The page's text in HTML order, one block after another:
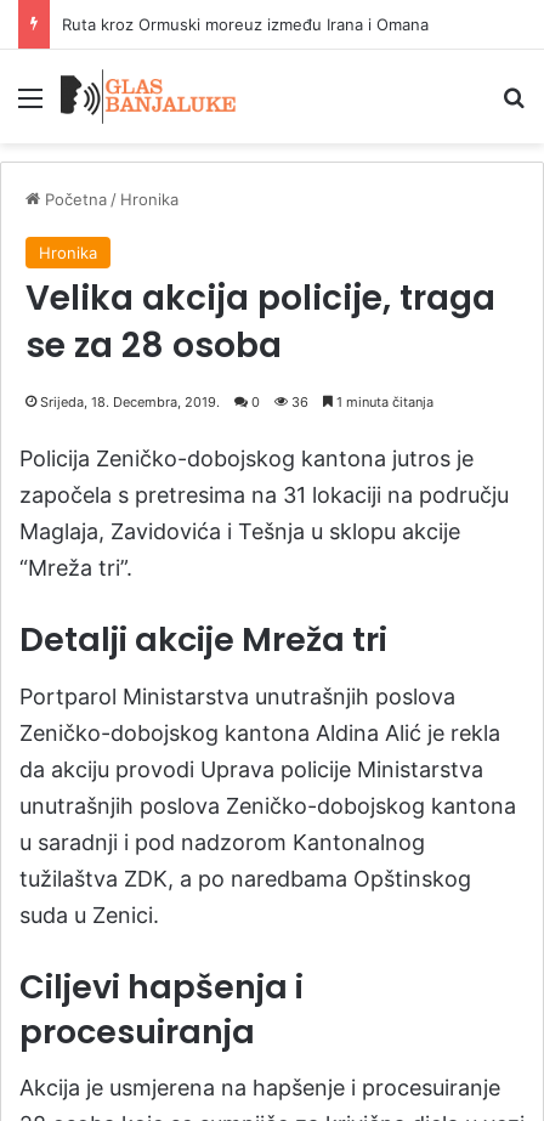
Ruta kroz Ormuski moreuz između Irana i Omana
Meni
Početna / Hronika
Hronika
Velika akcija policije, traga
se za 28 osoba
Srijeda, 18. Decembra, 2019. 0 36 1 minuta čitanja
Policija Zeničko-dobojskog kantona jutros je
započela s pretresima na 31 lokaciji na području
Maglaja, Zavidovića i Tešnja u sklopu akcije
“Mreža tri”.
Detalji akcije Mreža tri
Portparol Ministarstva unutrašnjih poslova
Zeničko-dobojskog kantona Aldina Alić je rekla
da akciju provodi Uprava policije Ministarstva
unutrašnjih poslova Zeničko-dobojskog kantona
u saradnji i pod nadzorom Kantonalnog
tužilaštva ZDK, a po naredbama Opštinskog
suda u Zenici.
Ciljevi hapšenja i
procesuiranja
Akcija je usmjerena na hapšenje i procesuiranje